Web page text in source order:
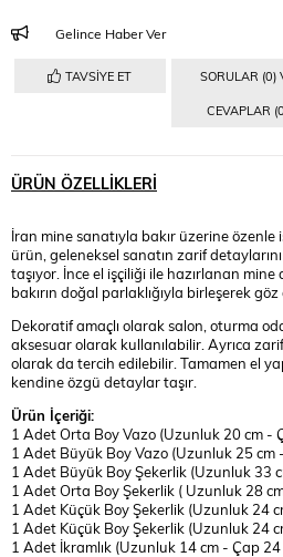
Gelince Haber Ver
TAVSIYE ET SORULAR (0)
CEVAPLAR
ÜRÜN ÖZELLIKLERI
İran mine sanatıyla bakır üzerine özenle
ürün, geleneksel sanatın zarif
taşıyor. İnce el işçiliği ile hazırlanan mine
bakırın doğal parlaklığıyla birleşerek
Dekoratif amaçlı olarak salon, oturma
aksesuar olarak kullanılabilir. Ayrıca
olarak da tercih edilebilir. Tamamen el
kendine özgü detaylar taşır.
Ürün İçeriği:
1 Adet Orta Boy Vazo (Uzunluk 20 cm -
1 Adet Büyük Boy Vazo (Uzunluk 25 cm
1 Adet Büyük Boy Şekerlik (Uzunluk 33
1 Adet Orta Boy Şekerlik ( Uzunluk 28
1 Adet Küçük Boy Şekerlik (Uzunluk 24
1 Adet Küçük Boy Şekerlik (Uzunluk 24
1 Adet İkramlık (Uzunluk 14 cm - Çap 24